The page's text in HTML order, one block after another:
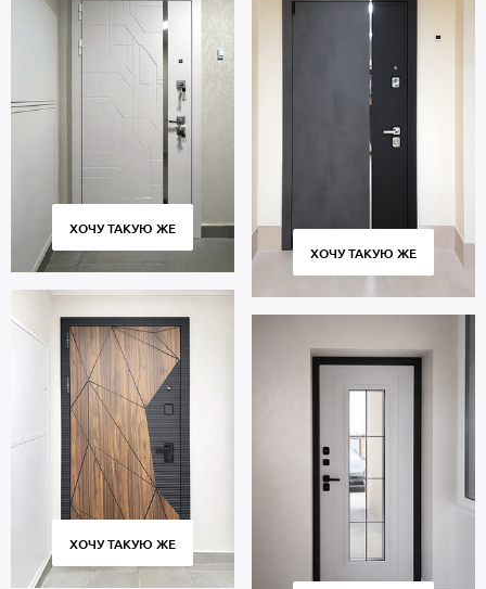
ХОЧУ ТАКУЮ ЖЕ
ХОЧУ ТАКУЮ ЖЕ
ХОЧУ ТАКУЮ ЖЕ